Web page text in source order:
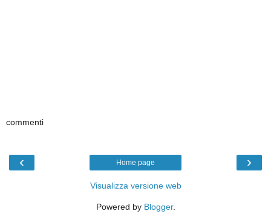
commenti
‹ ›
Home page
Visualizza versione web
Powered by Blogger.